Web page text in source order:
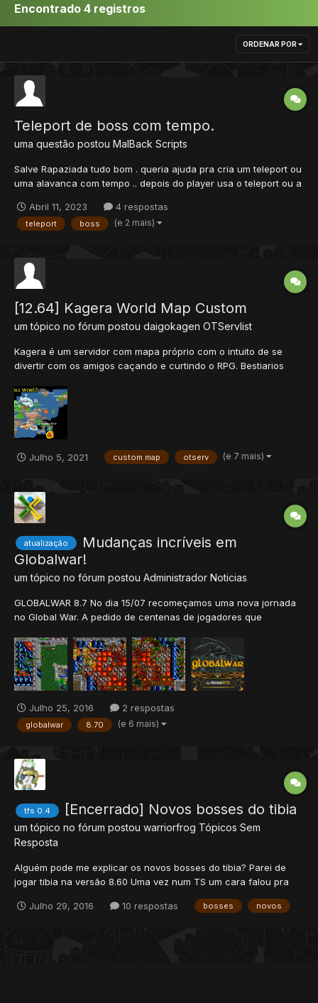
Encontrado 4 registros
ORDENAR POR
Teleport de boss com tempo.
uma questão postou MalBack Scripts
Salve Rapaziada tudo bom . queria ajuda pra cria um teleport ou
uma alavanca com tempo .. depois do player usa o teleport ou a
Scarlett > drume > oberon< SERVIDOR 12.91 Se alguem poder me
ajuda vou fica...
Abril 11, 2023 4 respostas
teleport boss (e 2 mais)
[12.64] Kagera World Map Custom
um tópico no fórum postou daigokagen OTServlist
Kagera é um servidor com mapa próprio com o intuito de se
divertir com os amigos caçando e curtindo o RPG. Bestiarios
Inquisition, Otherworld e muito mais !! Daily Bosses e Mini
bosses: Grimvale, Kroazur, Lion Sanctum, Grave Danger, For...
Julho 5, 2021 custom map otserv (e 7 mais)
atualização
Mudanças incríveis em
Globalwar!
um tópico no fórum postou Administrador Noticias
GLOBALWAR 8.7 No dia 15/07 recomeçamos uma nova jornada
no Global War. A pedido de centenas de jogadores que
populares da GlobalOTs, trouxemos de volta essa versão que
conquistou milhares de tibianos. O novo Global War 8.7 volta
com o que há...
Julho 25, 2016 2 respostas
globalwar 8.70 (e 6 mais)
tfs 0.4 [Encerrado] Novos bosses do tibia
um tópico no fórum postou warriorfrog Tópicos Sem
Resposta
Alguém pode me explicar os novos bosses do tibia? Parei de
jogar tibia na versão 8.60 Uma vez num TS um cara falou pra
mim que agora tem uns bosses que a galera vai caçar em 30
pessoas e é bem divertido Só achei esse na internet:
Julho 29, 2016 10 respostas bosses novos